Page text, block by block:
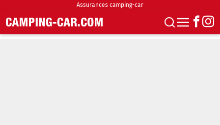
Assurances camping-car